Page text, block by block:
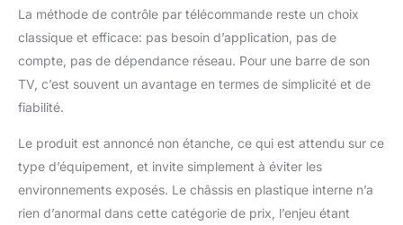
La méthode de contrôle par télécommande reste un choix
classique et efficace: pas besoin d’application, pas de
compte, pas de dépendance réseau. Pour une barre de son
TV, c’est souvent un avantage en termes de simplicité et de
fiabilité.
Le produit est annoncé non étanche, ce qui est attendu sur ce
type d’équipement, et invite simplement à éviter les
environnements exposés. Le châssis en plastique interne n’a
rien d’anormal dans cette catégorie de prix, l’enjeu étant